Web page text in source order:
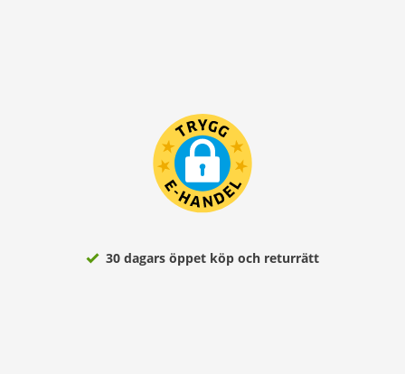
30 dagars öppet köp och returrätt